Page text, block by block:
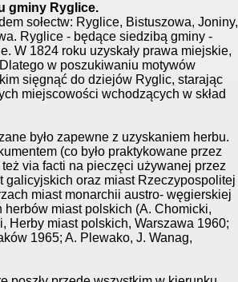
gminy Ryglice.
sołectw: Ryglice, Bistuszowa, Joniny,
Ryglice - będące siedzibą gminy -
W 1824 roku uzyskały prawa miejskie,
w poszukiwaniu motywów
sięgnąć do dziejów Ryglic, starając
miejscowości wchodzących w skład
było zapewne z uzyskaniem herbu.
(co było praktykowane przez
via facti na pieczęci używanej przez
galicyjskich oraz miast Rzeczypospolitej
miast monarchii austro- węgierskiej
miast polskich (A. Chomicki,
Herby miast polskich, Warszawa 1960;
1965; A. Plewako, J. Wanag,